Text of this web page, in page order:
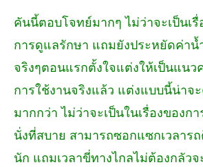
คันนี้ตอบโจทย์มากๆ ไม่ว่าจะเป็นเ
การดูแลรักษา แถมยังประหยัดค่าน้
จริงๆตอนแรกตั้งใจแต่งให้เป็นแนว
การใช้งานจริงแล้ว แต่งแบบนี้น่าจ
มากกว่า ไม่ว่าจะเป็นในเรื่องของก
นั่งที่สบาย สามารถซอกแซกเวลาร
นัก แถมเวลาขี่ทางไกลไม่ต้องกลัว